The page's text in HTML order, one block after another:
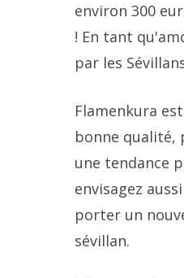
environ 300
! En tant
par les
Flamenkura
bonne qualité,
une tendance
envisagez
porter un
sévillan.